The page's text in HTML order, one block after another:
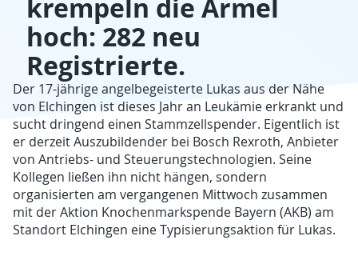
krempeln die Ärmel
hoch: 282 neu
Registrierte.
Der 17-jährige angelbegeisterte Lukas aus der Nähe
von Elchingen ist dieses Jahr an Leukämie erkrankt und
sucht dringend einen Stammzellspender. Eigentlich ist
er derzeit Auszubildender bei Bosch Rexroth, Anbieter
von Antriebs- und Steuerungstechnologien. Seine
Kollegen ließen ihn nicht hängen, sondern
organisierten am vergangenen Mittwoch zusammen
mit der Aktion Knochenmarkspende Bayern (AKB) am
Standort Elchingen eine Typisierungsaktion für Lukas.